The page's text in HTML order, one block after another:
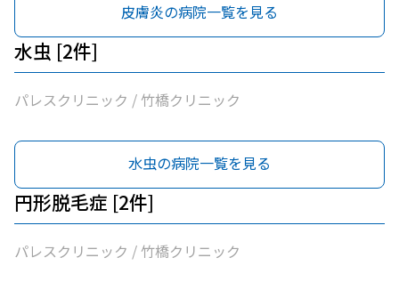
皮膚炎の病院一覧を見る
水虫 [2件]
パレスクリニック / 竹橋クリニック
水虫の病院一覧を見る
円形脱毛症 [2件]
パレスクリニック / 竹橋クリニック